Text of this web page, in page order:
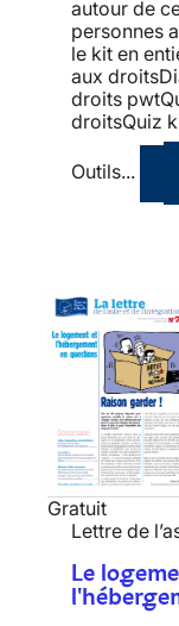
autour de
personnes
le kit en
aux
droits
droitsQuiz
Outils...
Gratuit
Lettre de
Le